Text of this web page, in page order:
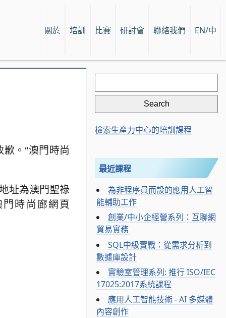
關於 培訓 比賽 研討會 聯絡我們 EN/中
。“澳門時尚
址為澳門聖祿
時尚廊網頁
Search
for:
檢索生產力中心的培訓課程
最近課程
為非程序員而設的應用人工智
能輔助工作
創業/中小企經營系列：互聯網
貿易實務
SQL中級實戰：從需求分析到
數據庫設計
實驗室管理系列: 推行 ISO/IEC
17025:2017系統課程
應用人工智能技術 - AI 多媒體
內容創作